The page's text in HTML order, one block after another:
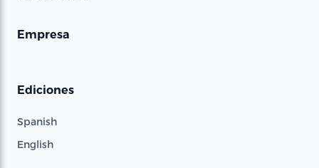
Empresa
Ediciones
Spanish
English